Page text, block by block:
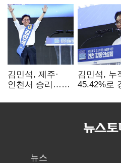
김민석, 제주·
인천서 승리…
탈환'(종합)
김민석, 누
45.42%로
격차
뉴스